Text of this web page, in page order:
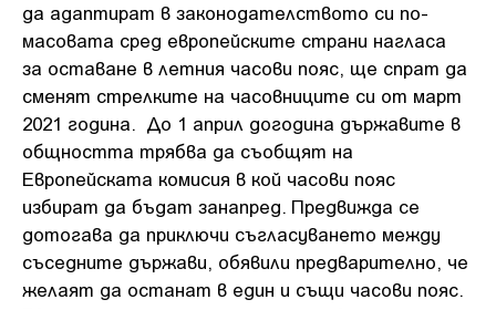
да адаптират в законодателството си по-
масовата сред европейските страни нагласа
за оставане в летния часови пояс, ще спрат да
сменят стрелките на часовниците си от март
2021 година. До 1 април догодина държавите в
общността трябва да съобщят на
Европейската комисия в кой часови пояс
избират да бъдат занапред. Предвижда се
дотогава да приключи съгласуването между
съседните държави, обявили предварително, че
желаят да останат в един и същи часови пояс.